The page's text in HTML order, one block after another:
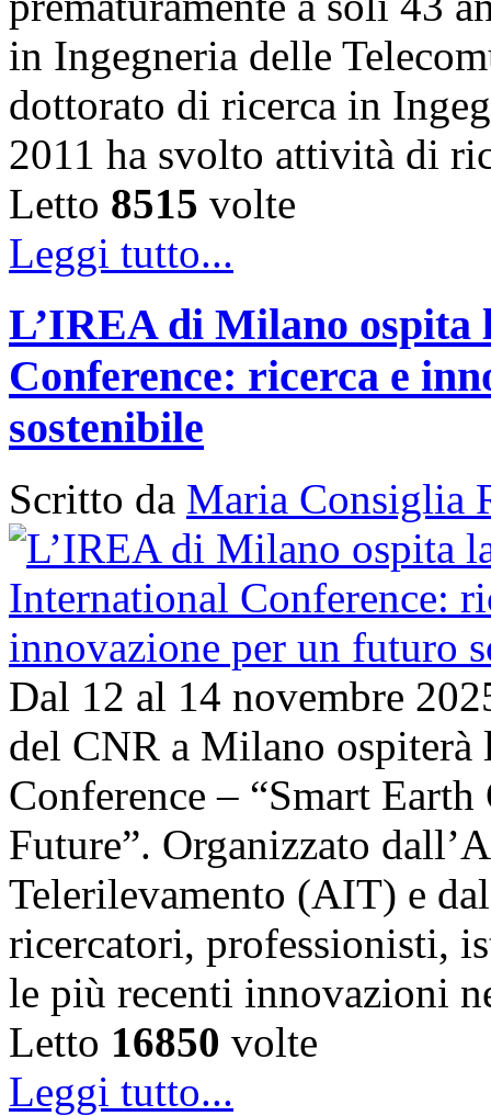
in Ingegneria delle
dottorato di ricerca in
2011 ha svolto attività di
Letto 8515 volte
Leggi tutto...
L’IREA di Milano
Conference: ricerca e
sostenibile
Scritto da Maria Consiglia
Dal 12 al 14 novembre
del CNR a Milano
Conference – “Smart
Future”. Organizzato
Telerilevamento (AIT) e
ricercatori, professionisti,
le più recenti innovazioni
Letto 16850 volte
Leggi tutto...